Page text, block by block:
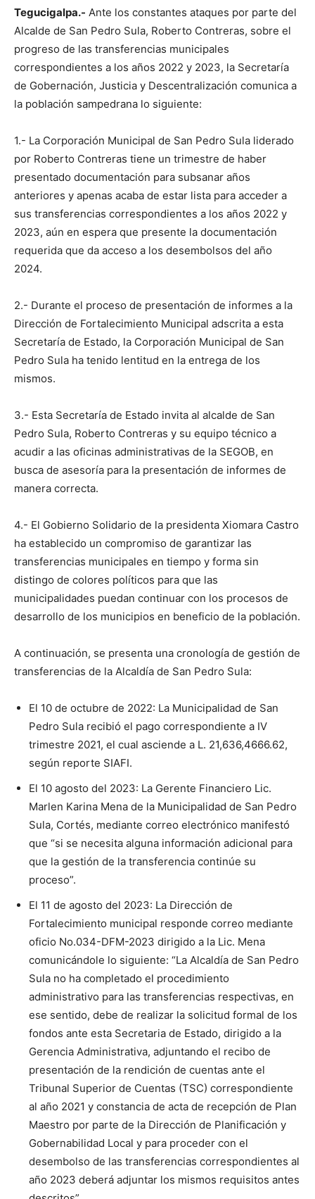
Tegucigalpa.- Ante los constantes ataques por parte del
Alcalde de San Pedro Sula, Roberto Contreras, sobre el
progreso de las transferencias municipales
correspondientes a los años 2022 y 2023, la Secretaría
de Gobernación, Justicia y Descentralización comunica a
la población sampedrana lo siguiente:
1.- La Corporación Municipal de San Pedro Sula liderado
por Roberto Contreras tiene un trimestre de haber
presentado documentación para subsanar años
anteriores y apenas acaba de estar lista para acceder a
sus transferencias correspondientes a los años 2022 y
2023, aún en espera que presente la documentación
requerida que da acceso a los desembolsos del año
2024.
2.- Durante el proceso de presentación de informes a la
Dirección de Fortalecimiento Municipal adscrita a esta
Secretaría de Estado, la Corporación Municipal de San
Pedro Sula ha tenido lentitud en la entrega de los
mismos.
3.- Esta Secretaría de Estado invita al alcalde de San
Pedro Sula, Roberto Contreras y su equipo técnico a
acudir a las oficinas administrativas de la SEGOB, en
busca de asesoría para la presentación de informes de
manera correcta.
4.- El Gobierno Solidario de la presidenta Xiomara Castro
ha establecido un compromiso de garantizar las
transferencias municipales en tiempo y forma sin
distingo de colores políticos para que las
municipalidades puedan continuar con los procesos de
desarrollo de los municipios en beneficio de la población.
A continuación, se presenta una cronología de gestión de
transferencias de la Alcaldía de San Pedro Sula:
El 10 de octubre de 2022: La Municipalidad de San
Pedro Sula recibió el pago correspondiente a IV
trimestre 2021, el cual asciende a L. 21,636,4666.62,
según reporte SIAFI.
El 10 agosto del 2023: La Gerente Financiero Lic.
Marlen Karina Mena de la Municipalidad de San Pedro
Sula, Cortés, mediante correo electrónico manifestó
que “si se necesita alguna información adicional para
que la gestión de la transferencia continúe su
proceso”.
El 11 de agosto del 2023: La Dirección de
Fortalecimiento municipal responde correo mediante
oficio No.034-DFM-2023 dirigido a la Lic. Mena
comunicándole lo siguiente: “La Alcaldía de San Pedro
Sula no ha completado el procedimiento
administrativo para las transferencias respectivas, en
ese sentido, debe de realizar la solicitud formal de los
fondos ante esta Secretaria de Estado, dirigido a la
Gerencia Administrativa, adjuntando el recibo de
presentación de la rendición de cuentas ante el
Tribunal Superior de Cuentas (TSC) correspondiente
al año 2021 y constancia de acta de recepción de Plan
Maestro por parte de la Dirección de Planificación y
Gobernabilidad Local y para proceder con el
desembolso de las transferencias correspondientes al
año 2023 deberá adjuntar los mismos requisitos antes